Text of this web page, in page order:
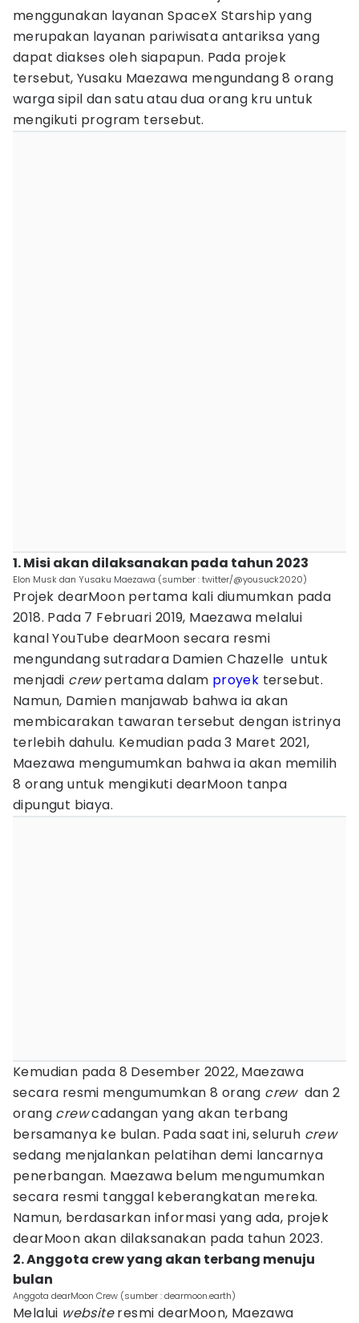
menggunakan layanan SpaceX Starship yang
merupakan layanan pariwisata antariksa yang
dapat diakses oleh siapapun. Pada projek
tersebut, Yusaku Maezawa mengundang 8 orang
warga sipil dan satu atau dua orang kru untuk
mengikuti program tersebut.
1. Misi akan dilaksanakan pada tahun 2023
Elon Musk dan Yusaku Maezawa (sumber : twitter/@yousuck2020)
Projek dearMoon pertama kali diumumkan pada
2018. Pada 7 Februari 2019, Maezawa melalui
kanal YouTube dearMoon secara resmi
mengundang sutradara Damien Chazelle untuk
menjadi crewpertama dalam proyek tersebut.
Namun, Damien manjawab bahwa ia akan
membicarakan tawaran tersebut dengan istrinya
terlebih dahulu. Kemudian pada 3 Maret 2021,
Maezawa mengumumkan bahwa ia akan memilih
8 orang untuk mengikuti dearMoon tanpa
dipungut biaya.
Kemudian pada 8 Desember 2022, Maezawa
secara resmi mengumumkan 8 orang crew dan 2
orang crewcadangan yang akan terbang
bersamanya ke bulan. Pada saat ini, seluruh crew
sedang menjalankan pelatihan demi lancarnya
penerbangan. Maezawa belum mengumumkan
secara resmi tanggal keberangkatan mereka.
Namun, berdasarkan informasi yang ada, projek
dearMoon akan dilaksanakan pada tahun 2023.
2. Anggota crew yang akan terbang menuju
bulan
Anggota dearMoon Crew (sumber : dearmoon.earth)
Melalui websiteresmi dearMoon, Maezawa